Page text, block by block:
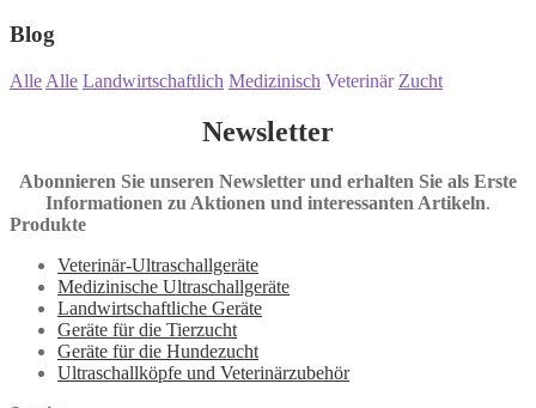
Blog
Alle Alle Landwirtschaftlich Medizinisch Veterinär Zucht
Newsletter
Abonnieren Sie unseren Newsletter und erhalten Sie als Erste
Informationen zu Aktionen und interessanten Artikeln.
Produkte
Veterinär-Ultraschallgeräte
Medizinische Ultraschallgeräte
Landwirtschaftliche Geräte
Geräte für die Tierzucht
Geräte für die Hundezucht
Ultraschallköpfe und Veterinärzubehör